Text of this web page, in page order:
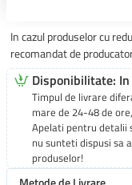
In cazul produselor cu
recomandat de
Disponibilitate: In
Timpul de livrare
mare de 24-48 de
Apelati pentru detalii
nu sunteti dispusi sa
produselor!